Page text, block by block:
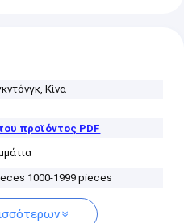
Κίνα
προϊόντος PDF
1000-1999 pieces